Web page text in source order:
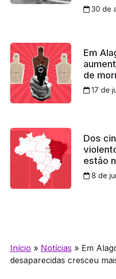
30 de
Em
de
17 de
Dos
estão
8 de
Início » Notícias » Em
desaparecidas cresceu